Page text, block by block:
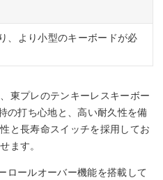
、より小型のキーボードが必
東プレのテンキーレスキーボー
の打ち心地と、高い耐久性を備
と長寿命スイッチを採用してお
ます。
ロールオーバー機能を搭載して